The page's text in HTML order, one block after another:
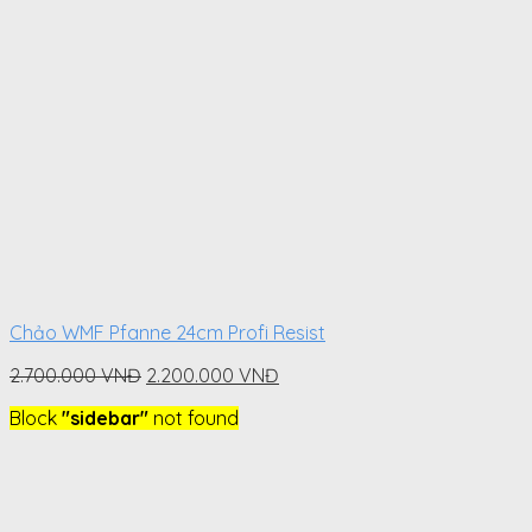
Chảo WMF Pfanne 24cm Profi Resist
2.700.000VNĐ Original
was:
2.200.000 VNĐ
Block "sidebar" not found